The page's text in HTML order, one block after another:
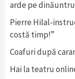
arde pe
Pierre Hilal-
costă timp!”
Coafuri după
Hai la teatru